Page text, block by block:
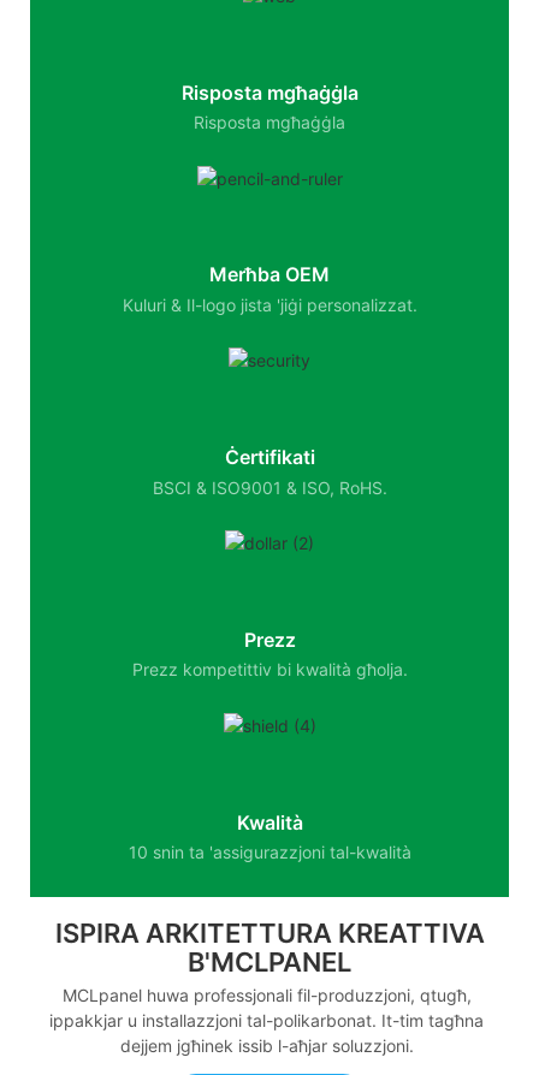
Risposta mgħaġġla
Risposta mgħaġġla
Merħba OEM
Kuluri & Il-logo jista 'jiġi personalizzat.
Ċertifikati
BSCI & ISO9001 & ISO, RoHS.
Prezz
Prezz kompetittiv bi kwalità għolja.
Kwalità
10 snin ta 'assigurazzjoni tal-kwalità
ISPIRA ARKITETTURA KREATTIVA
B'MCLPANEL
MCLpanel huwa professjonali fil-produzzjoni, qtugħ,
ippakkjar u installazzjoni tal-polikarbonat. It-tim tagħna
dejjem jgħinek issib l-aħjar soluzzjoni.